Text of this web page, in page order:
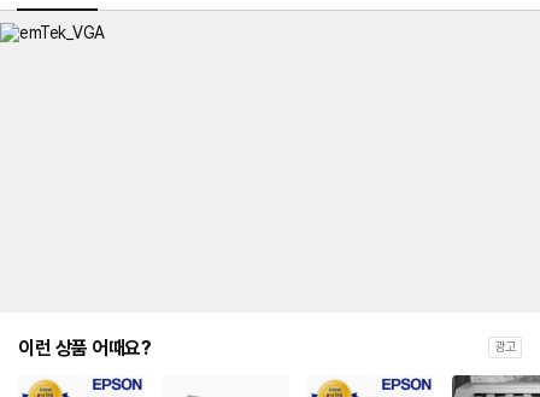
이런 상품 어때요? 광고